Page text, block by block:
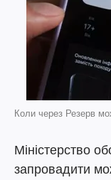
Коли через Резерв
Міністерство
запровадити